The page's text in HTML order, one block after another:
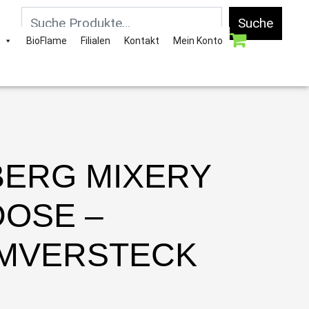
Suche
BioFlame Filialen Kontakt Mein Konto
MIXERY
–